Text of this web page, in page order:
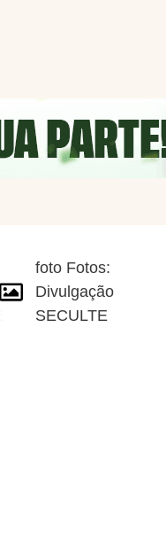
foto Fotos:
Divulgação
SECULTE